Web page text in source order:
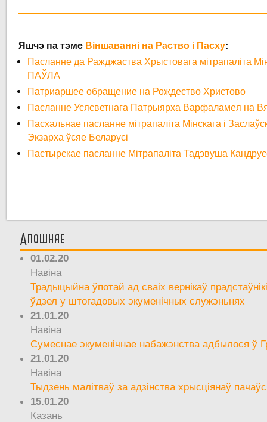
Яшчэ па тэме Віншаванні на Раство і Пасху:
Пасланне да Ражджаства Хрыстовага мітрапаліта
ПАЎЛА
Патриаршее обращение на Рождество Христово
Пасланне Усясветнага Патрыярха Варфаламея на
Пасхальнае пасланне мітрапаліта Мінскага і
Экзарха ўсяе Беларусі
Пастырскае пасланне Мітрапаліта Тадэвуша
Апошняе
01.02.20
Навіна
Традыцыйна ўпотай ад сваіх вернікаў
ўдзел у штогадовых экуменічных служэньнях
21.01.20
Навіна
Сумеснае экуменічнае набажэнства адбылося ў
21.01.20
Навіна
Тыдзень малітваў за адзінства хрысціянаў
15.01.20
Казань